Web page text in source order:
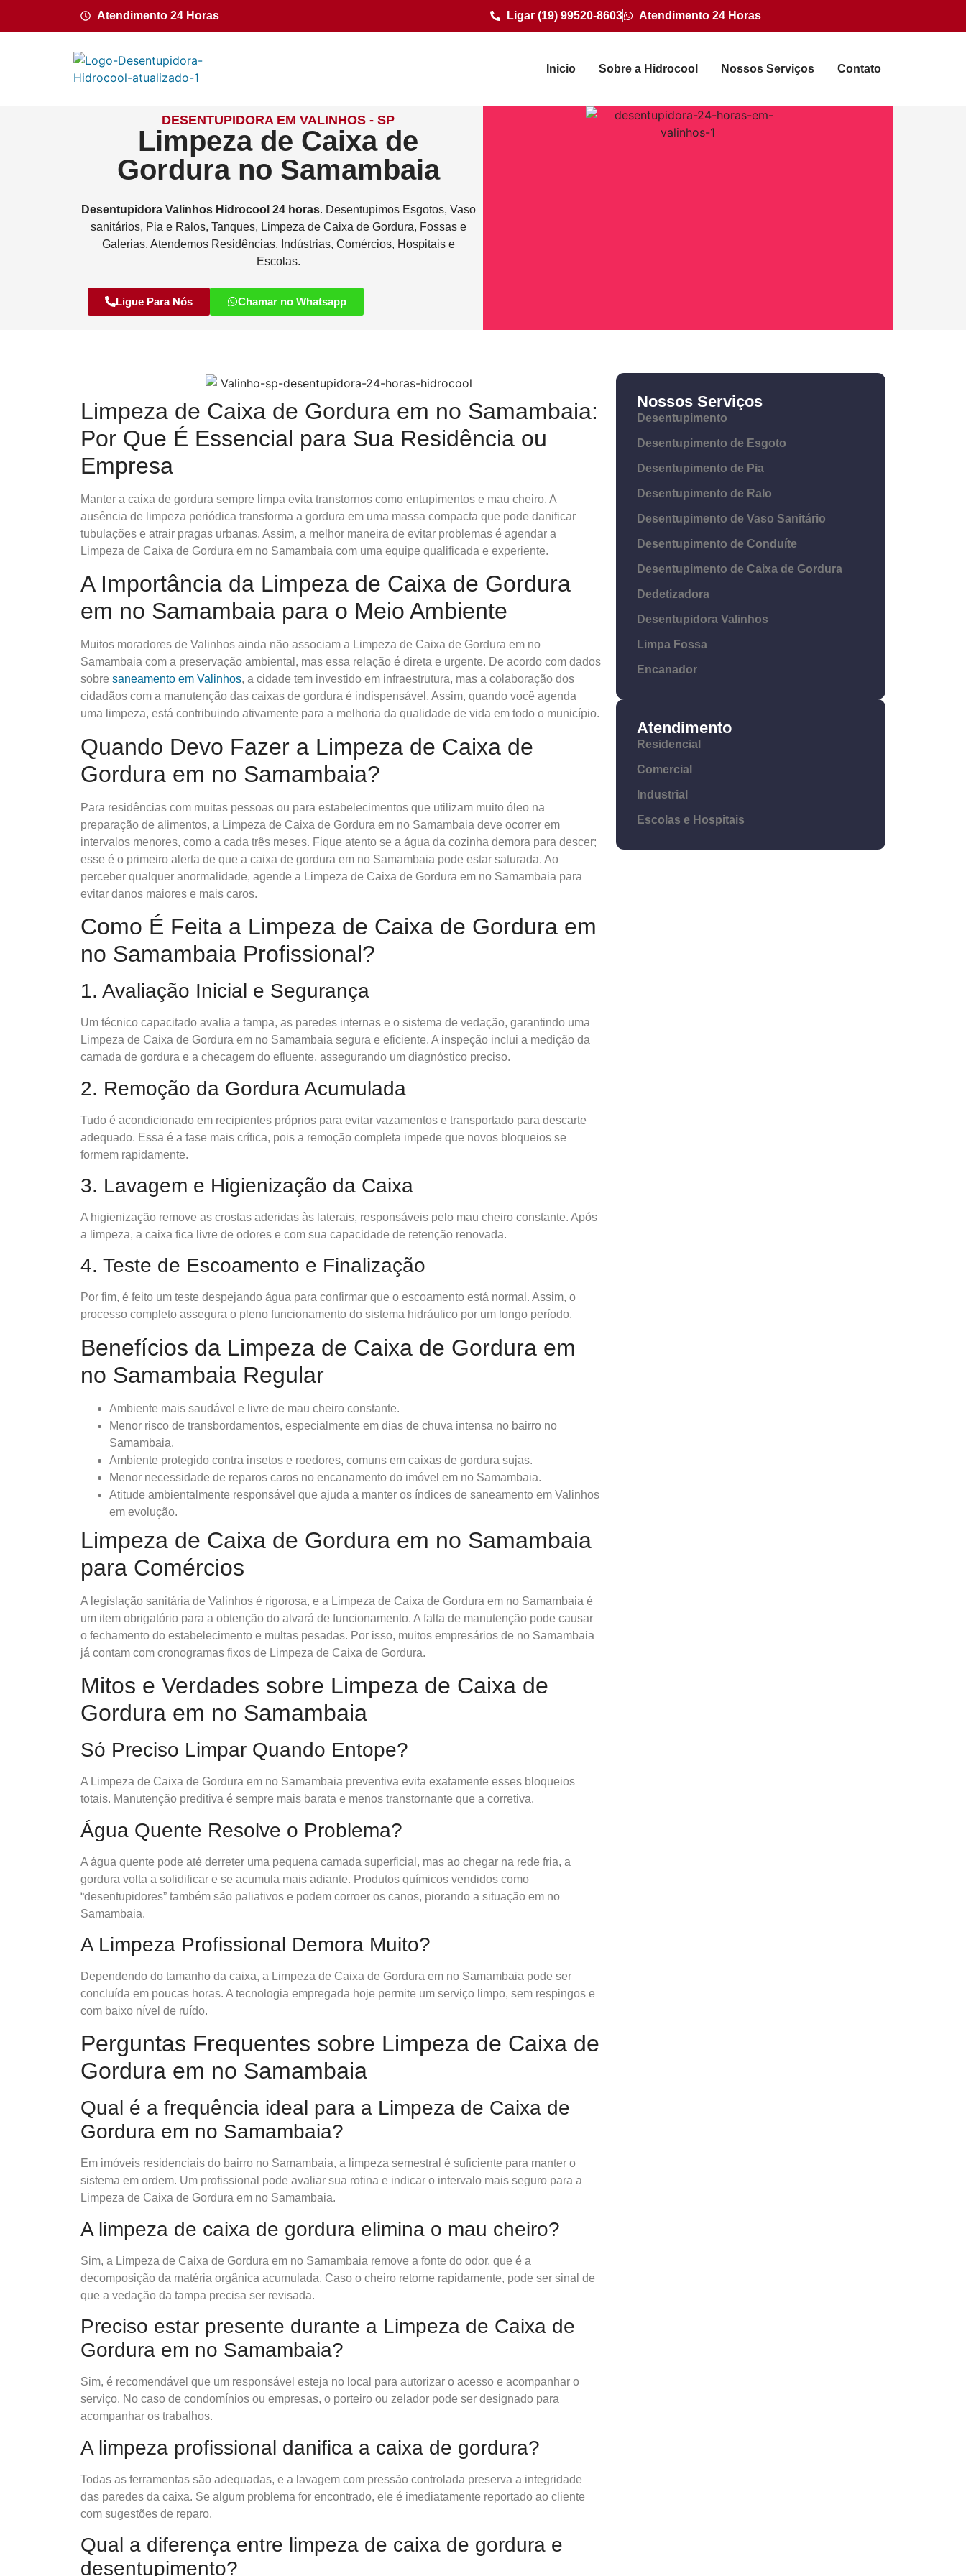
Atendimento 24 Horas Ligar (19) 99520-8603 Atendimento 24 Horas
Inicio Sobre a Hidrocool Nossos Serviços Contato
DESENTUPIDORA EM VALINHOS - SP
Limpeza de Caixa de
Gordura no Samambaia
Desentupidora Valinhos Hidrocool 24 horas. Desentupimos Esgotos, Vaso
sanitários, Pia e Ralos, Tanques, Limpeza de Caixa de Gordura, Fossas e
Galerias. Atendemos Residências, Indústrias, Comércios, Hospitais e
Escolas.
Ligue Para Nós Chamar no Whatsapp
Limpeza de Caixa de Gordura em no Samambaia:
Por Que É Essencial para Sua Residência ou
Empresa
Manter a caixa de gordura sempre limpa evita transtornos como entupimentos e mau cheiro. A
ausência de limpeza periódica transforma a gordura em uma massa compacta que pode danificar
tubulações e atrair pragas urbanas. Assim, a melhor maneira de evitar problemas é agendar a
Limpeza de Caixa de Gordura em no Samambaia com uma equipe qualificada e experiente.
A Importância da Limpeza de Caixa de Gordura
em no Samambaia para o Meio Ambiente
Muitos moradores de Valinhos ainda não associam a Limpeza de Caixa de Gordura em no
Samambaia com a preservação ambiental, mas essa relação é direta e urgente. De acordo com dados
sobre saneamento em Valinhos, a cidade tem investido em infraestrutura, mas a colaboração dos
cidadãos com a manutenção das caixas de gordura é indispensável. Assim, quando você agenda
uma limpeza, está contribuindo ativamente para a melhoria da qualidade de vida em todo o município.
Quando Devo Fazer a Limpeza de Caixa de
Gordura em no Samambaia?
Para residências com muitas pessoas ou para estabelecimentos que utilizam muito óleo na
preparação de alimentos, a Limpeza de Caixa de Gordura em no Samambaia deve ocorrer em
intervalos menores, como a cada três meses. Fique atento se a água da cozinha demora para descer;
esse é o primeiro alerta de que a caixa de gordura em no Samambaia pode estar saturada. Ao
perceber qualquer anormalidade, agende a Limpeza de Caixa de Gordura em no Samambaia para
evitar danos maiores e mais caros.
Como É Feita a Limpeza de Caixa de Gordura em
no Samambaia Profissional?
1. Avaliação Inicial e Segurança
Um técnico capacitado avalia a tampa, as paredes internas e o sistema de vedação, garantindo uma
Limpeza de Caixa de Gordura em no Samambaia segura e eficiente. A inspeção inclui a medição da
camada de gordura e a checagem do efluente, assegurando um diagnóstico preciso.
2. Remoção da Gordura Acumulada
Tudo é acondicionado em recipientes próprios para evitar vazamentos e transportado para descarte
adequado. Essa é a fase mais crítica, pois a remoção completa impede que novos bloqueios se
formem rapidamente.
3. Lavagem e Higienização da Caixa
A higienização remove as crostas aderidas às laterais, responsáveis pelo mau cheiro constante. Após
a limpeza, a caixa fica livre de odores e com sua capacidade de retenção renovada.
4. Teste de Escoamento e Finalização
Por fim, é feito um teste despejando água para confirmar que o escoamento está normal. Assim, o
processo completo assegura o pleno funcionamento do sistema hidráulico por um longo período.
Benefícios da Limpeza de Caixa de Gordura em
no Samambaia Regular
Ambiente mais saudável e livre de mau cheiro constante.
Menor risco de transbordamentos, especialmente em dias de chuva intensa no bairro no
Samambaia.
Ambiente protegido contra insetos e roedores, comuns em caixas de gordura sujas.
Menor necessidade de reparos caros no encanamento do imóvel em no Samambaia.
Atitude ambientalmente responsável que ajuda a manter os índices de saneamento em Valinhos
em evolução.
Limpeza de Caixa de Gordura em no Samambaia
para Comércios
A legislação sanitária de Valinhos é rigorosa, e a Limpeza de Caixa de Gordura em no Samambaia é
um item obrigatório para a obtenção do alvará de funcionamento. A falta de manutenção pode causar
o fechamento do estabelecimento e multas pesadas. Por isso, muitos empresários de no Samambaia
já contam com cronogramas fixos de Limpeza de Caixa de Gordura.
Mitos e Verdades sobre Limpeza de Caixa de
Gordura em no Samambaia
Só Preciso Limpar Quando Entope?
A Limpeza de Caixa de Gordura em no Samambaia preventiva evita exatamente esses bloqueios
totais. Manutenção preditiva é sempre mais barata e menos transtornante que a corretiva.
Água Quente Resolve o Problema?
A água quente pode até derreter uma pequena camada superficial, mas ao chegar na rede fria, a
gordura volta a solidificar e se acumula mais adiante. Produtos químicos vendidos como
“desentupidores” também são paliativos e podem corroer os canos, piorando a situação em no
Samambaia.
A Limpeza Profissional Demora Muito?
Dependendo do tamanho da caixa, a Limpeza de Caixa de Gordura em no Samambaia pode ser
concluída em poucas horas. A tecnologia empregada hoje permite um serviço limpo, sem respingos e
com baixo nível de ruído.
Perguntas Frequentes sobre Limpeza de Caixa de
Gordura em no Samambaia
Qual é a frequência ideal para a Limpeza de Caixa de
Gordura em no Samambaia?
Em imóveis residenciais do bairro no Samambaia, a limpeza semestral é suficiente para manter o
sistema em ordem. Um profissional pode avaliar sua rotina e indicar o intervalo mais seguro para a
Limpeza de Caixa de Gordura em no Samambaia.
A limpeza de caixa de gordura elimina o mau cheiro?
Sim, a Limpeza de Caixa de Gordura em no Samambaia remove a fonte do odor, que é a
decomposição da matéria orgânica acumulada. Caso o cheiro retorne rapidamente, pode ser sinal de
que a vedação da tampa precisa ser revisada.
Preciso estar presente durante a Limpeza de Caixa de
Gordura em no Samambaia?
Sim, é recomendável que um responsável esteja no local para autorizar o acesso e acompanhar o
serviço. No caso de condomínios ou empresas, o porteiro ou zelador pode ser designado para
acompanhar os trabalhos.
A limpeza profissional danifica a caixa de gordura?
Todas as ferramentas são adequadas, e a lavagem com pressão controlada preserva a integridade
das paredes da caixa. Se algum problema for encontrado, ele é imediatamente reportado ao cliente
com sugestões de reparo.
Qual a diferença entre limpeza de caixa de gordura e
desentupimento?
Nossos Serviços
Desentupimento
Desentupimento de Esgoto
Desentupimento de Pia
Desentupimento de Ralo
Desentupimento de Vaso Sanitário
Desentupimento de Conduíte
Desentupimento de Caixa de Gordura
Dedetizadora
Desentupidora Valinhos
Limpa Fossa
Encanador
Atendimento
Residencial
Comercial
Industrial
Escolas e Hospitais